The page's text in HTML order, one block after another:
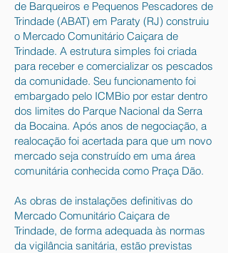
de Barqueiros e Pequenos Pescadores de
Trindade (ABAT) em Paraty (RJ) construiu
o Mercado Comunitário Caiçara de
Trindade. A estrutura simples foi criada
para receber e comercializar os pescados
da comunidade. Seu funcionamento foi
embargado pelo ICMBio por estar dentro
dos limites do Parque Nacional da Serra
da Bocaina. Após anos de negociação, a
realocação foi acertada para que um novo
mercado seja construído em uma área
comunitária conhecida como Praça Dão.
As obras de instalações definitivas do
Mercado Comunitário Caiçara de
Trindade, de forma adequada às normas
da vigilância sanitária, estão previstas